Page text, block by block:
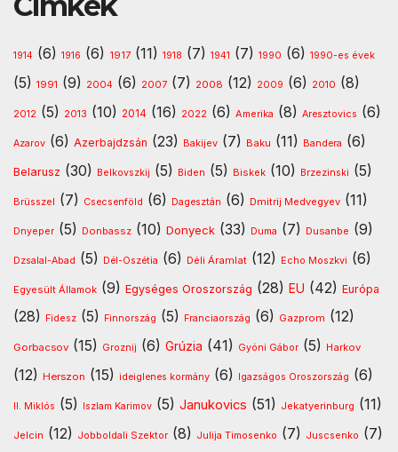
1914 (6) 1916 (6) 1917 (11) 1918 (7) 1941 (7) 1990 (6) 1990-es évek
(5) 1991 (9) 2004 (6) 2007 (7) 2008 (12) 2009 (6) 2010 (8)
2012 (5) 2013 (10) 2014 (16) 2022 (6) Amerika (8) Aresztovics (6)
Azarov (6) Azerbajdzsán (23) Bakijev (7) Baku (11) Bandera (6)
Belarusz (30) Belkovszkij (5) Biden (5) Biskek (10) Brzezinski (5)
Brüsszel (7) Csecsenföld (6) Dagesztán (6) Dmitrij Medvegyev (11)
Dnyeper (5) Donbassz (10) Donyeck (33) Duma (7) Dusanbe (9)
Dzsalal-Abad (5) Dél-Oszétia (6) Déli Áramlat (12) Echo Moszkvi (6)
Egyesült Államok (9) Egységes Oroszország (28) EU (42) Európa
(28) Fidesz (5) Finnország (5) Franciaország (6) Gazprom (12)
Gorbacsov (15) Groznij (6) Grúzia (41) Gyóni Gábor (5) Harkov
(12) Herszon (15) ideiglenes kormány (6) Igazságos Oroszország (6)
II. Miklós (5) Iszlam Karimov (5) Janukovics (51) Jekatyerinburg (11)
Jelcin (12) Jobboldali Szektor (8) Julija Timosenko (7) Juscsenko (7)